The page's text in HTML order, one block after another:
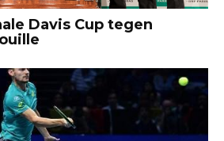
Davis Cup tegen